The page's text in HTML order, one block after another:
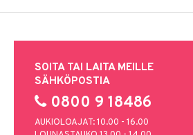
SOITA TAI LAITA MEILLE
SÄHKÖPOSTIA
0800 9 18486
AUKIOLOAJAT: 10.00 - 16.00